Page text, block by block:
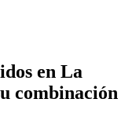
en La
combinación